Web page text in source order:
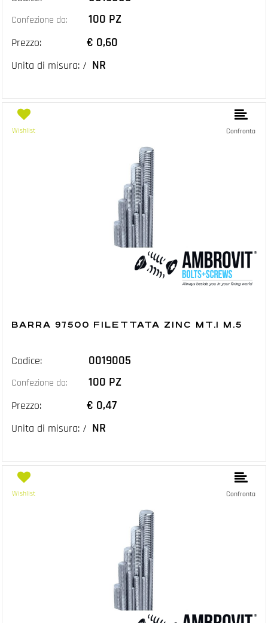
Confezione da: 100 PZ
Prezzo: € 0,60
Unita di misura: / NR
Wishlist Confronta
BARRA 97500 FILETTATA ZINC MT.1 M.5
Codice: 0019005
Confezione da: 100 PZ
Prezzo: € 0,47
Unita di misura: / NR
Wishlist Confronta